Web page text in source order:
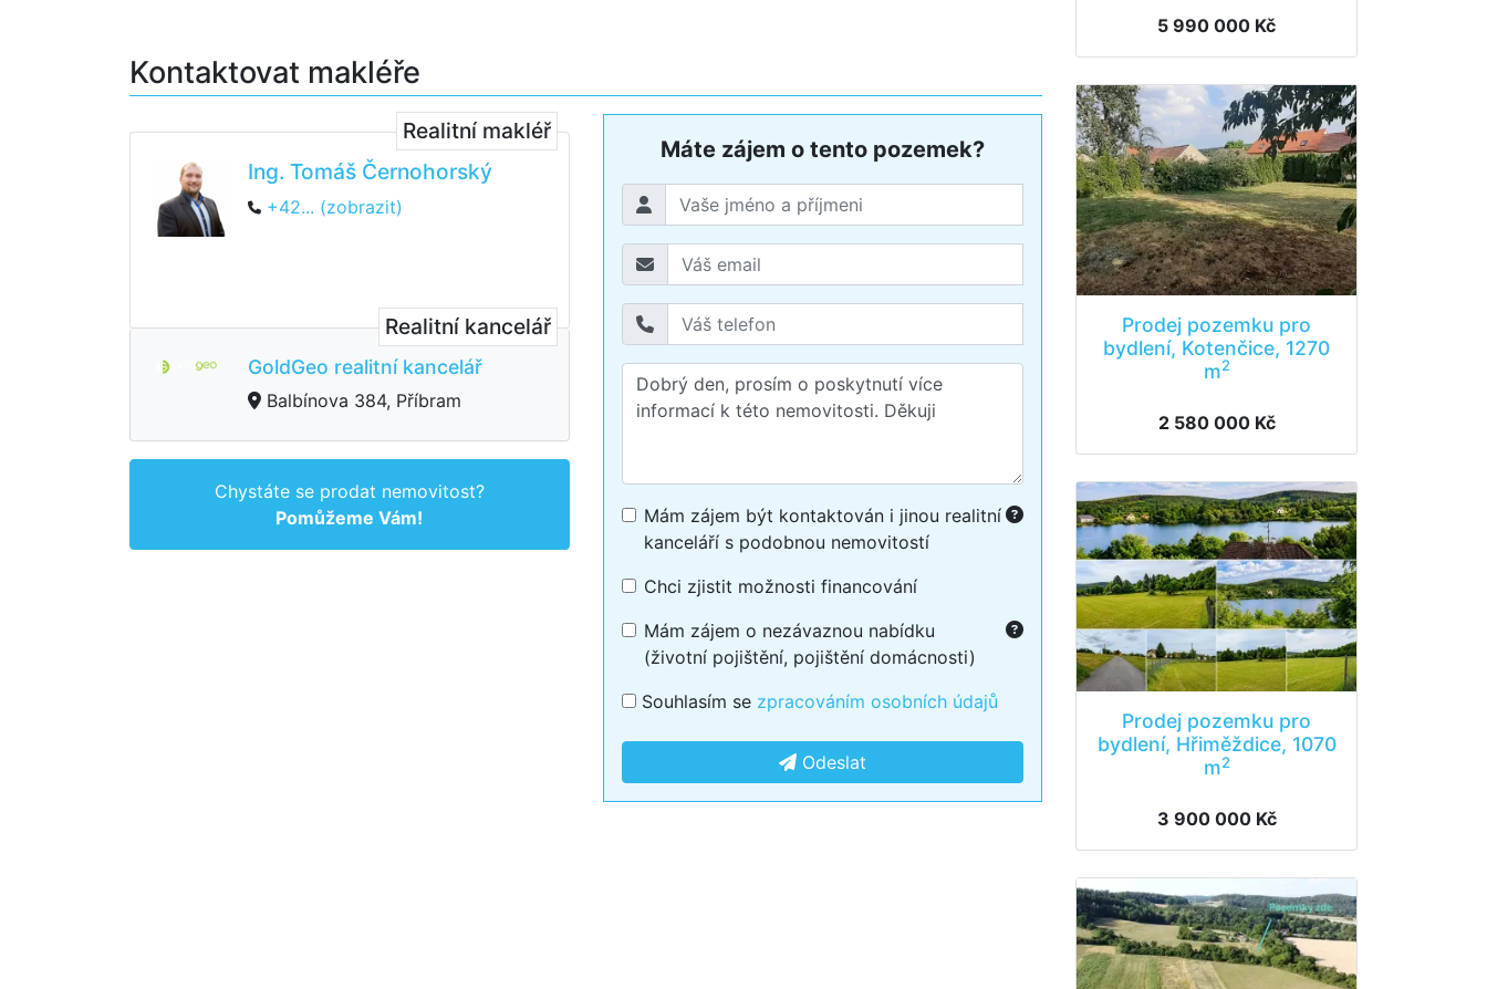
Kontaktovat makléře
Realitní makléř
Ing. Tomáš Černohorský
+42... (zobrazit)
Realitní kancelář
GoldGeo realitní kancelář
Balbínova 384, Příbram
Chystáte se prodat nemovitost?
Pomůžeme Vám!
Máte zájem o tento pozemek?
Mám zájem být kontaktován i jinou realitní
kanceláří s podobnou nemovitostí
Chci zjistit možnosti financování
Mám zájem o nezávaznou nabídku
(životní pojištění, pojištění domácnosti)
Souhlasím se zpracováním osobních údajů
Odeslat
5 990 000 Kč
Prodej pozemku pro
bydlení, Kotenčice, 1270
m2
2 580 000 Kč
Prodej pozemku pro
bydlení, Hřiměždice, 1070
m2
3 900 000 Kč